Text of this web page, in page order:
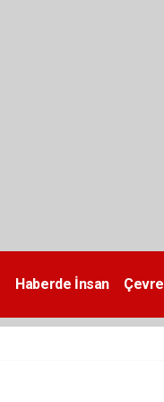
Haberde İnsan Çevre